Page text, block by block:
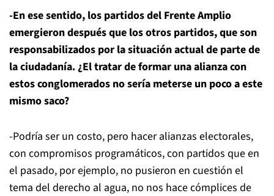
-En ese sentido, los partidos del Frente Amplio
emergieron después que los otros partidos, que son
responsabilizados por la situación actual de parte de
la ciudadanía. ¿El tratar de formar una alianza con
estos conglomerados no sería meterse un poco a este
mismo saco?
-Podría ser un costo, pero hacer alianzas electorales,
con compromisos programáticos, con partidos que en
el pasado, por ejemplo, no pusieron en cuestión el
tema del derecho al agua, no nos hace cómplices de